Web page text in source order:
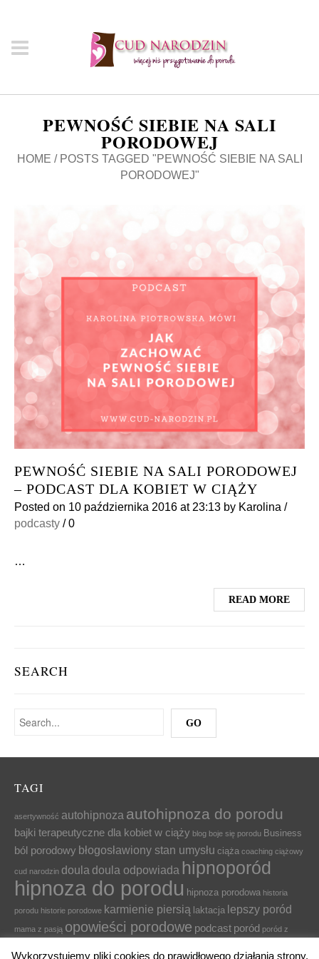
PEWNOŚĆ SIEBIE NA SALI
PORODOWEJ
HOME / POSTS TAGGED "PEWNOŚĆ SIEBIE NA SALI
PORODOWEJ"
PEWNOŚĆ SIEBIE NA SALI PORODOWEJ
– PODCAST DLA KOBIET W CIĄŻY
Posted on 10 października 2016 at 23:13 by Karolina /
podcasty /0
…
READ MORE
SEARCH
TAGI
asertywność autohipnoza autohipnoza do porodu
bajki terapeutyczne dla kobiet w ciąży blog boje się porodu Business
ból porodowy błogosławiony stan umysłu ciąża coaching ciążowy
cud narodzin doula doula odpowiada hipnoporód
hipnoza do porodu hipnoza porodowa historia
porodu historie porodowe karmienie piersią laktacja lepszy poród
mama z pasją opowieści porodowe podcast poród poród z
Wykorzystujemy pliki cookies do prawidłowego działania strony,